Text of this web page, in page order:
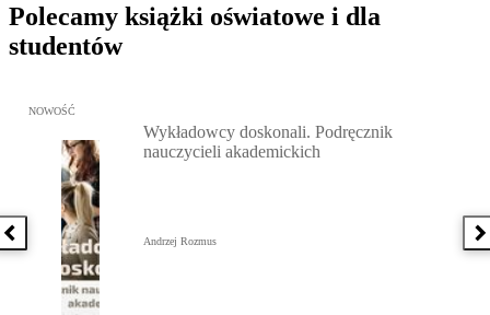
Polecamy książki oświatowe i dla
studentów
Poprzednia książka
Przejdź do: Wykładowcy doskonali. Podręcznik nauczycieli
NOWOŚĆ
Wykładowcy doskonali. Podręcznik
nauczycieli akademickich
Andrzej Rozmus